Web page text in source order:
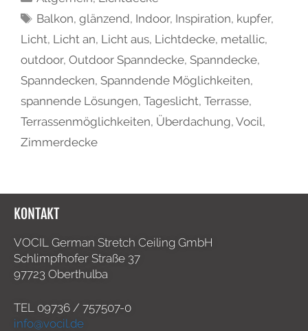
Balkon,glänzend, Indoor, Inspiration, kupfer,
Licht, Licht an, Licht aus, Lichtdecke, metallic,
outdoor, Outdoor Spanndecke, Spanndecke,
Spanndecken, Spanndende Möglichkeiten,
spannende Lösungen, Tageslicht, Terrasse,
Terrassenmöglichkeiten, Überdachung, Vocil,
Zimmerdecke
KONTAKT
VOCIL German Stretch Ceiling GmbH
Schlimpfhofer Straße 37
97723 Oberthulba
TEL 09736 / 757507-0
info@vocil.de